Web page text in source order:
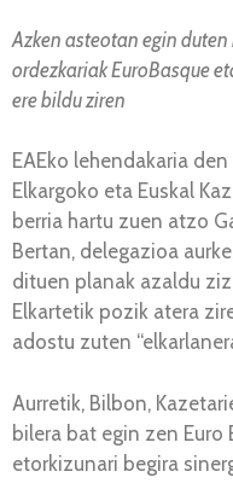
Azken asteotan egin
ordezkariak EuroBasque
ere bildu ziren
EAEko lehendakaria
Elkargoko eta Euskal
berria hartu zuen atzo
Bertan, delegazioa
dituen planak azaldu
Elkartetik pozik atera
adostu zuten
Aurretik, Bilbon,
bilera bat egin zen Euro
etorkizunari begira